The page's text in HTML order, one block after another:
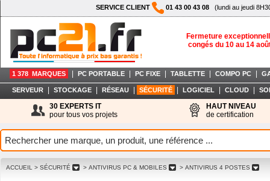
SERVICE CLIENT 01 43 00 43 08 (lundi au jeudi
Fermeture
congés du 10 au 14
1 378 MARQUES PC PORTABLE PC FIXE TABLETTE COMPO PC
SERVEUR STOCKAGE RÉSEAU SÉCURITÉ LOGICIEL CLOUD
30 EXPERTS IT
pour tous vos projets
HAUT NIVEAU
de certification
ACCUEIL > SÉCURITÉ > ANTIVIRUS PC & MOBILES > ANTIVIRUS 4 POSTES